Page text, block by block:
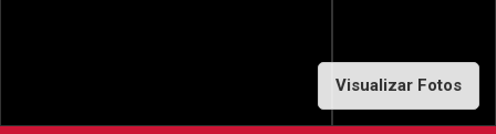
Visualizar Fotos